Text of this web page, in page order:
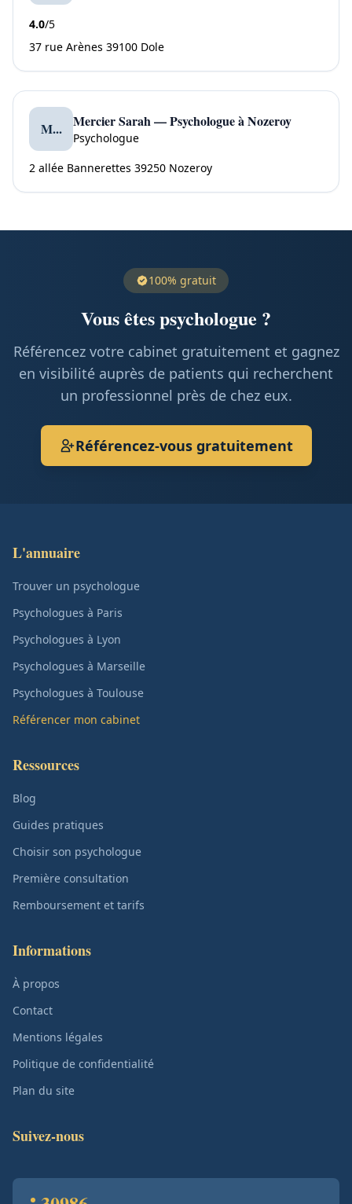
4.0/5
37 rue Arènes 39100 Dole
M... Mercier Sarah — Psychologue à Nozeroy
Psychologue
2 allée Bannerettes 39250 Nozeroy
100% gratuit
Vous êtes psychologue ?
Référencez votre cabinet gratuitement et gagnez
en visibilité auprès de patients qui recherchent
un professionnel près de chez eux.
Référencez-vous gratuitement
L'annuaire
Trouver un psychologue
Psychologues à Paris
Psychologues à Lyon
Psychologues à Marseille
Psychologues à Toulouse
Référencer mon cabinet
Ressources
Blog
Guides pratiques
Choisir son psychologue
Première consultation
Remboursement et tarifs
Informations
À propos
Contact
Mentions légales
Politique de confidentialité
Plan du site
Suivez-nous